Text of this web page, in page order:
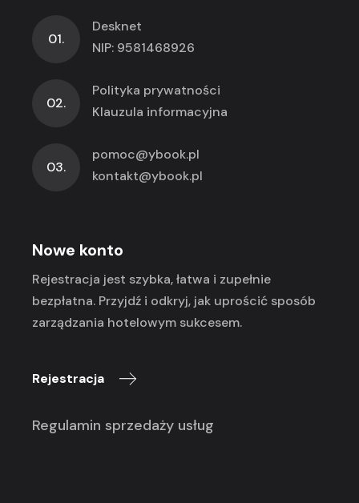
01.
Desknet
NIP: 9581468926
02.
Polityka prywatności
Klauzula informacyjna
03.
pomoc@ybook.pl
kontakt@ybook.pl
Nowe konto
Rejestracja jest szybka, łatwa i zupełnie
bezpłatna. Przyjdź i odkryj, jak uprościć sposób
zarządzania hotelowym sukcesem.
Rejestracja
Regulamin sprzedaży usług